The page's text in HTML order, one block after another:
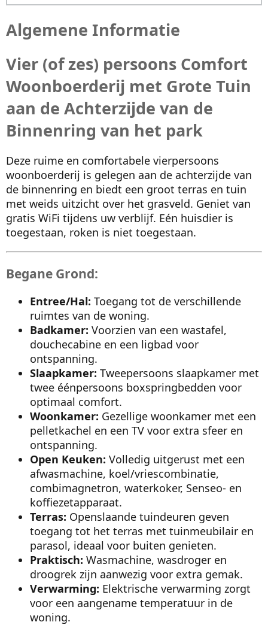
Algemene Informatie
Vier (of zes) persoons Comfort
Woonboerderij met Grote Tuin
aan de Achterzijde van de
Binnenring van het park
Deze ruime en comfortabele vierpersoons
woonboerderij is gelegen aan de achterzijde van
de binnenring en biedt een groot terras en tuin
met weids uitzicht over het grasveld. Geniet van
gratis WiFi tijdens uw verblijf. Eén huisdier is
toegestaan, roken is niet toegestaan.
Begane Grond:
Entree/Hal: Toegang tot de verschillende
ruimtes van de woning.
Badkamer: Voorzien van een wastafel,
douchecabine en een ligbad voor
ontspanning.
Slaapkamer: Tweepersoons slaapkamer met
twee éénpersoons boxspringbedden voor
optimaal comfort.
Woonkamer: Gezellige woonkamer met een
pelletkachel en een TV voor extra sfeer en
ontspanning.
Open Keuken: Volledig uitgerust met een
afwasmachine, koel/vriescombinatie,
combimagnetron, waterkoker, Senseo- en
koffiezetapparaat.
Terras: Openslaande tuindeuren geven
toegang tot het terras met tuinmeubilair en
parasol, ideaal voor buiten genieten.
Praktisch: Wasmachine, wasdroger en
droogrek zijn aanwezig voor extra gemak.
Verwarming: Elektrische verwarming zorgt
voor een aangename temperatuur in de
woning.